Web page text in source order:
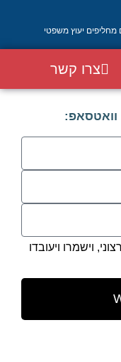
יעוץ משפטי
צרו קשר
וישמרו ויעובדו